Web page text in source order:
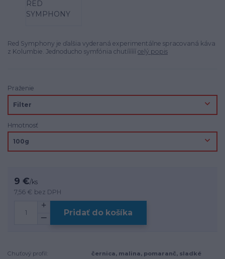
Red Symphony je ďalšia vyderaná experimentálne spracovaná káva
z Kolumbie. Jednoducho symfónia chutíííííí celý popis
Praženie
Hmotnosť
9 €/ks
7,56 € bez DPH
Pridať do košíka
Chuťový profil:
černica, malina, pomaranč, sladké